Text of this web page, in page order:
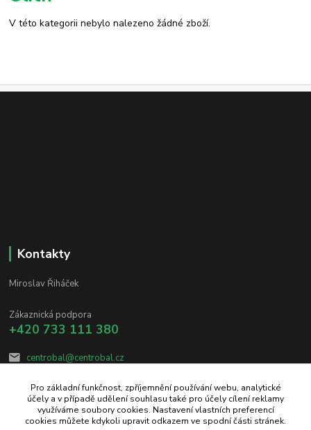
V této kategorii nebylo nalezeno žádné zboží.
Kontakty
Miroslav Řiháček
Zákaznická podpora
+420 733 111 380
centrobal@centrobal.cz
Pro základní funkčnost, zpříjemnění používání webu, analytické
účely a v případě udělení souhlasu také pro účely cílení reklamy
využíváme soubory cookies. Nastavení vlastních preferencí
cookies můžete kdykoli upravit odkazem ve spodní části stránek.